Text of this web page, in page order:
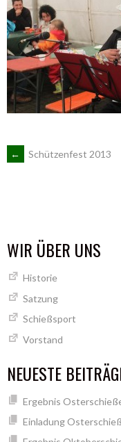
ARTIKEL-
← Schützenfest 2013
WIR ÜBER UNS
Historie
Satzung
Schießsport
Vorstand
NEUESTE
Ergebnis
Einladung